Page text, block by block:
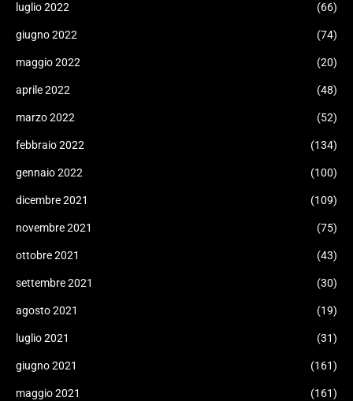
luglio 2022 (66)
giugno 2022 (74)
maggio 2022 (20)
aprile 2022 (48)
marzo 2022 (52)
febbraio 2022 (134)
gennaio 2022 (100)
dicembre 2021 (109)
novembre 2021 (75)
ottobre 2021 (43)
settembre 2021 (30)
agosto 2021 (19)
luglio 2021 (31)
giugno 2021 (161)
maggio 2021 (161)